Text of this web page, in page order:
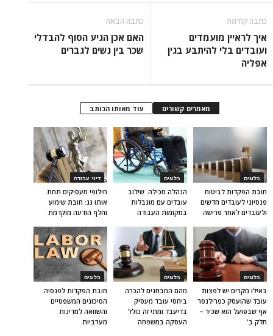
כתבה קודמת
איך לראיין מועמדים
ועובדים בלי להיתבע בגין
אפליה
כתבה הבאה
האם אכן הגיע הסוף להבדלי
שכר בין נשים לגברים
מאמרים קשורים עוד מאותו הכותב
דיני עבודה
חילופי מעסיקים תחת
אותו גג: חובת שימוע
וחלף הודעה מוקדמת
בלוגים
הנהלה מכילה: שילוב
עובדים עם מוגבלות
במקומות העבודה
בלוגים
חובת הפקדות לביטוח
פנסיוני לעובדים חדשים
ולעובדים לאחר פרישה
בלוגים
חובת הפקדות לפנסיה:
הסיכונים המשפטיים
והשוואה למדינות
מערביות
בלוגים
מהם המבחנים להכרה
ביחסי עובד מעסיק
בדיעבד ומתי זה כולל
העסקה במשפחה
בלוגים
באילו מקרים יש לפצות
עובד שהועסק כפרילנסר
אף שבפועל הוא שכיר –
חלק ב'